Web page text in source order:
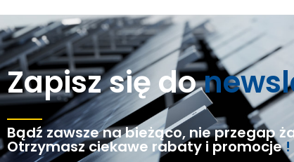
Zapisz się do
Bądź zawsze na bieżąco, nie przegap
Otrzymasz ciekawe rabaty i promocje!